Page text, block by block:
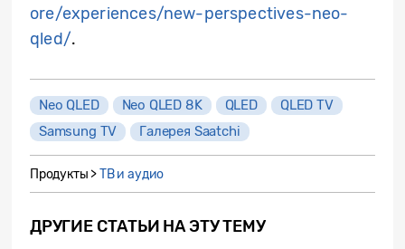
ore/experiences/new-perspectives-neo-
qled/.
Neo QLED Neo QLED 8K QLED
QLED TV
Samsung TV
Галерея Saatchi
Продукты >ТВ и аудио
ДРУГИЕ СТАТЬИ НА ЭТУ ТЕМУ